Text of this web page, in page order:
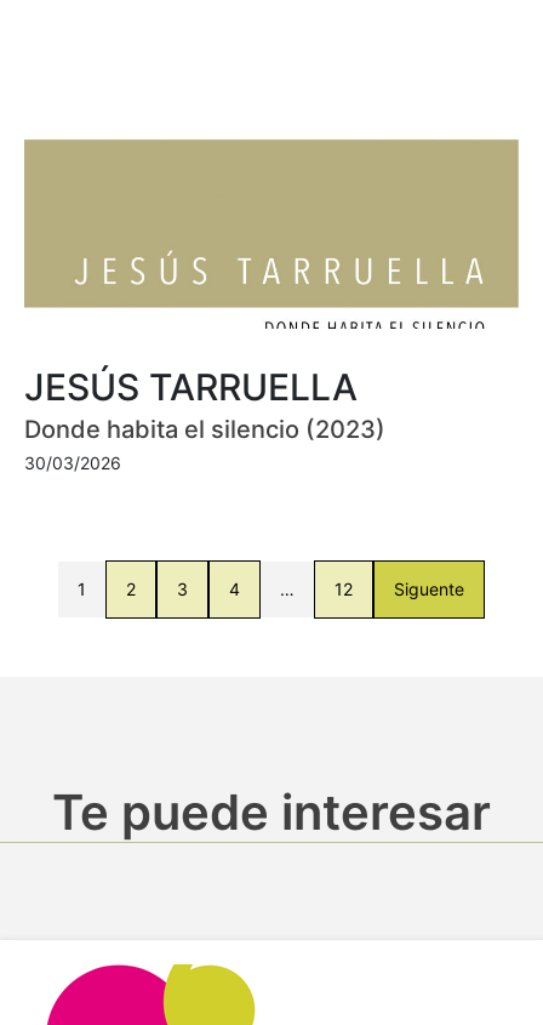
JESÚS TARRUELLA
Donde habita el silencio (2023)
30/03/2026
1 2 3 4 … 12 Siguente
Te puede interesar